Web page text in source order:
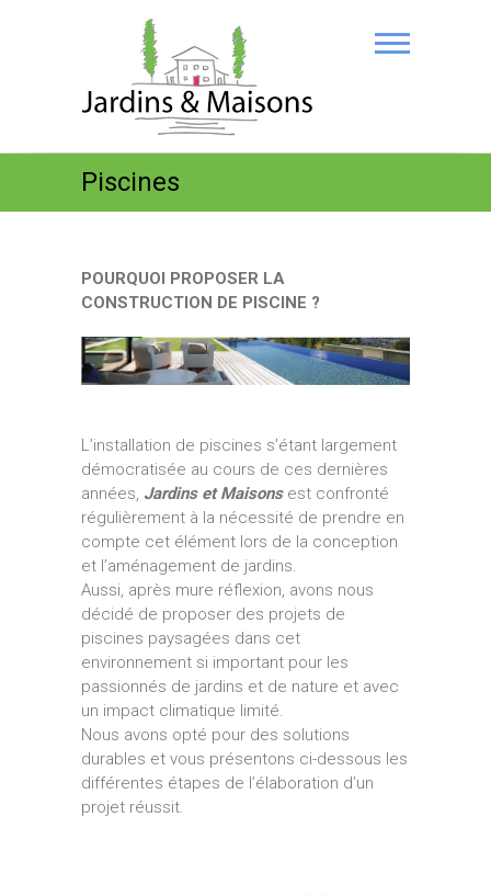
Piscines
POURQUOI PROPOSER LA
CONSTRUCTION DE PISCINE ?
L’installation de piscines s’étant largement
démocratisée au cours de ces dernières
années, Jardins et Maisonsest confronté
régulièrement à la nécessité de prendre en
compte cet élément lors de la conception
et l’aménagement de jardins.
Aussi, après mure réflexion, avons nous
décidé de proposer des projets de
piscines paysagées dans cet
environnement si important pour les
passionnés de jardins et de nature et avec
un impact climatique limité.
Nous avons opté pour des solutions
durables et vous présentons ci-dessous les
différentes étapes de l’élaboration d’un
projet réussit.